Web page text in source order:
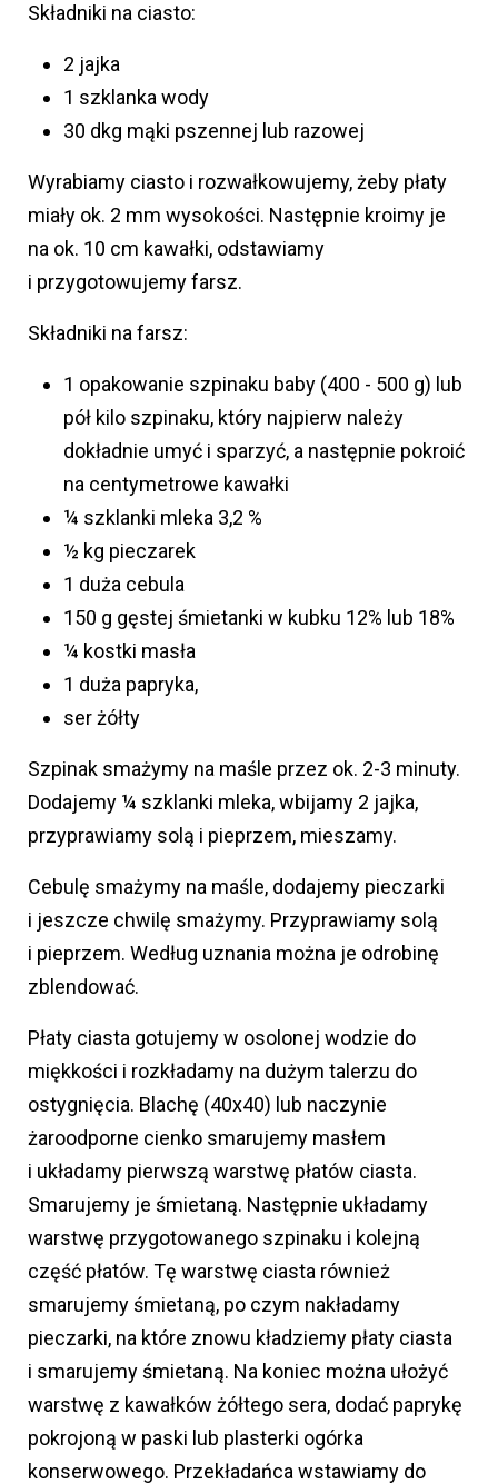
Składniki na ciasto:
2 jajka
1 szklanka wody
30 dkg mąki pszennej lub razowej
Wyrabiamy ciasto i rozwałkowujemy, żeby płaty
miały ok. 2 mm wysokości. Następnie kroimy je
na ok. 10 cm kawałki, odstawiamy
i przygotowujemy farsz.
Składniki na farsz:
1 opakowanie szpinaku baby (400 - 500 g) lub
pół kilo szpinaku, który najpierw należy
dokładnie umyć i sparzyć, a następnie pokroić
na centymetrowe kawałki
¼ szklanki mleka 3,2 %
½ kg pieczarek
1 duża cebula
150 g gęstej śmietanki w kubku 12% lub 18%
¼ kostki masła
1 duża papryka,
ser żółty
Szpinak smażymy na maśle przez ok. 2-3 minuty.
Dodajemy ¼ szklanki mleka, wbijamy 2 jajka,
przyprawiamy solą i pieprzem, mieszamy.
Cebulę smażymy na maśle, dodajemy pieczarki
i jeszcze chwilę smażymy. Przyprawiamy solą
i pieprzem. Według uznania można je odrobinę
zblendować.
Płaty ciasta gotujemy w osolonej wodzie do
miękkości i rozkładamy na dużym talerzu do
ostygnięcia. Blachę (40x40) lub naczynie
żaroodporne cienko smarujemy masłem
i układamy pierwszą warstwę płatów ciasta.
Smarujemy je śmietaną. Następnie układamy
warstwę przygotowanego szpinaku i kolejną
część płatów. Tę warstwę ciasta również
smarujemy śmietaną, po czym nakładamy
pieczarki, na które znowu kładziemy płaty ciasta
i smarujemy śmietaną. Na koniec można ułożyć
warstwę z kawałków żółtego sera, dodać paprykę
pokrojoną w paski lub plasterki ogórka
konserwowego. Przekładańca wstawiamy do